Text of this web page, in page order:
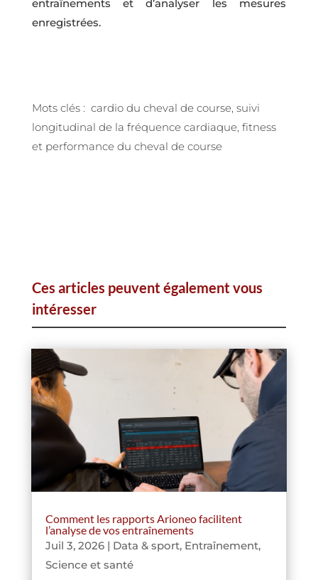
entraînements et d’analyser les mesures
enregistrées.
Mots clés : cardio du cheval de course, suivi
longitudinal de la fréquence cardiaque, fitness
et performance du cheval de course
Ces articles peuvent également vous
intéresser
Comment les rapports Arioneo facilitent
l’analyse de vos entraînements
Juil 3, 2026| Data & sport, Entraînement,
Science et santé